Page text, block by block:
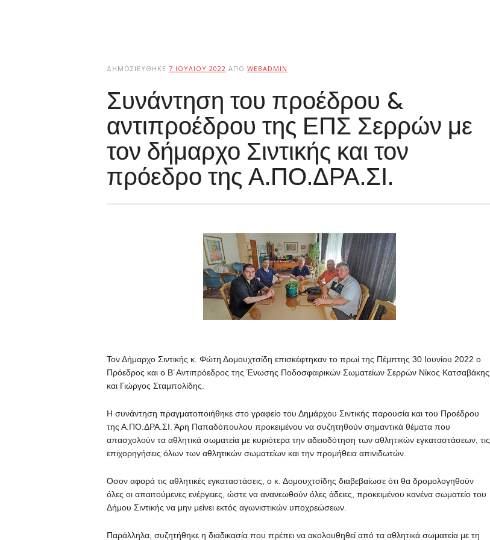
ΔΗΜΟΣΙΕΎΘΗΚΕ 7 ΙΟΥΛΊΟΥ 2022 ΑΠΌ WEBADMIN
Συνάντηση του προέδρου &
αντιπροέδρου της ΕΠΣ Σερρών με
τον δήμαρχο Σιντικής και τον
πρόεδρο της Α.ΠΟ.ΔΡΑ.ΣΙ.
Τον Δήμαρχο Σιντικής κ. Φώτη Δομουχτσίδη επισκέφτηκαν το πρωί της Πέμπτης 30 Ιουνίου 2022 ο
Πρόεδρος και ο Β’ Αντιπρόεδρος της Ένωσης Ποδοσφαιρικών Σωματείων Σερρών Νίκος Κατσαβάκης
και Γιώργος Σταμπολίδης.
Η συνάντηση πραγματοποιήθηκε στο γραφείο του Δημάρχου Σιντικής παρουσία και του Προέδρου
της Α.ΠΟ.ΔΡΑ.ΣΙ. Άρη Παπαδόπουλου προκειμένου να συζητηθούν σημαντικά θέματα που
απασχολούν τα αθλητικά σωματεία με κυριότερα την αδειοδότηση των αθλητικών εγκαταστάσεων, τις
επιχορηγήσεις όλων των αθλητικών σωματείων και την προμήθεια απινιδωτών.
Όσον αφορά τις αθλητικές εγκαταστάσεις, ο κ. Δομουχτσίδης διαβεβαίωσε ότι θα δρομολογηθούν
όλες οι απαιτούμενες ενέργειες, ώστε να ανανεωθούν όλες άδειες, προκειμένου κανένα σωματείο του
Δήμου Σιντικής να μην μείνει εκτός αγωνιστικών υποχρεώσεων.
Παράλληλα, συζητήθηκε η διαδικασία που πρέπει να ακολουθηθεί από τα αθλητικά σωματεία με τη